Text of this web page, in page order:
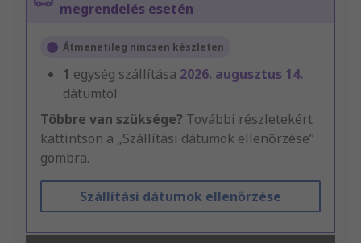
megrendelés esetén
Átmenetileg nincsen készleten
1 egység szállítása 2026. augusztus 14.
dátumtól
Többre van szüksége? További részletekért
kattintson a „Szállítási dátumok ellenőrzése”
gombra.
Szállítási dátumok ellenőrzése